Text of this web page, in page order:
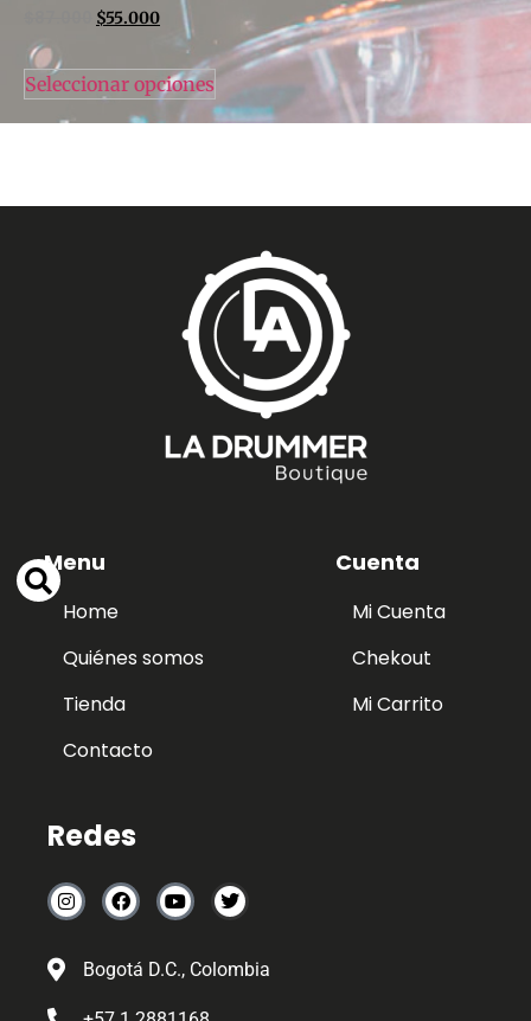
$55.000
Seleccionar opciones
Menu
Home
Quiénes somos
Tienda
Contacto
Cuenta
Mi Cuenta
Chekout
Mi Carrito
Redes
Bogotá D.C., Colombia